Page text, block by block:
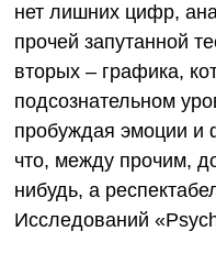
нет лишних цифр,
прочей запутанной
вторых – графика,
подсознательном
пробуждая эмоции и
что, между прочим,
нибудь, а
Исследований